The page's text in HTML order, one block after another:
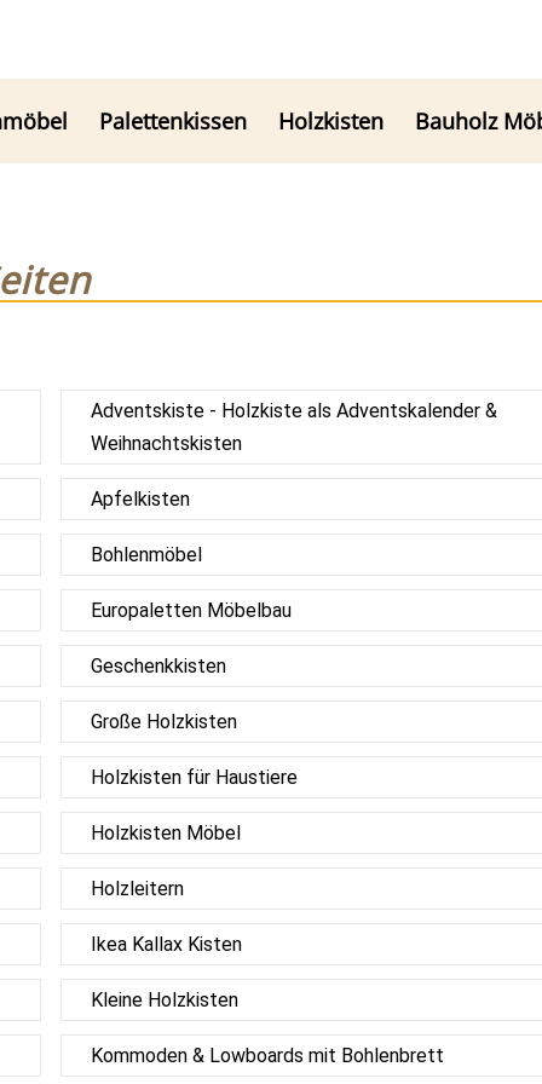
Palettenkissen Holzkisten Bauholz
Adventskiste - Holzkiste als Adventskalender &
Weihnachtskisten
Apfelkisten
Bohlenmöbel
Europaletten Möbelbau
Geschenkkisten
Große Holzkisten
Holzkisten für Haustiere
Holzkisten Möbel
Holzleitern
Ikea Kallax Kisten
Kleine Holzkisten
Kommoden & Lowboards mit Bohlenbrett